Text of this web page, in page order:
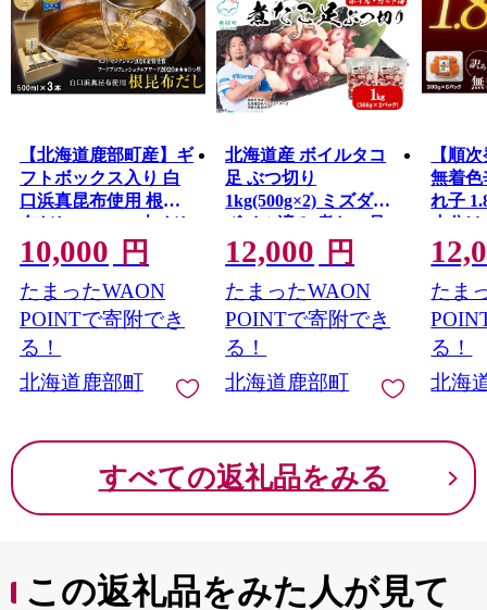
あります。約103℃の温泉が空高く吹き上げる姿は圧巻で
す！
【北海道鹿部町産】ギ
フトボックス入り 白
口浜真昆布使用 根昆
布だし 500ml×3本 だし
出汁 昆布 こんぶ かつ
おぶし 鰹節
10,000 円
たまったWAON
POINTで寄附でき
る！
北海道鹿部町
北海道産 ボイルタコ
足 ぶつ切り
1kg(500g×2) ミズダコ
ボイル済み 煮たこ足
12,000 円
たまったWAON
POINTで寄附でき
る！
北海道鹿部町
【順
無着色
れ子
小分
明太子
たま
る！
北海
すべての返礼品をみる
この返礼品をみた人が見て